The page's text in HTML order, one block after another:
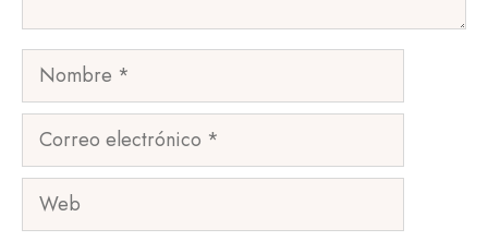
Nombre
Correo
Web